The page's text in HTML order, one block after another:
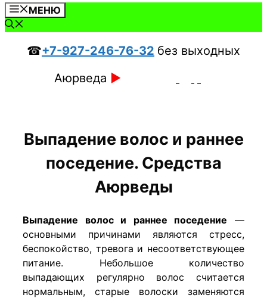
МЕНЮ
☎+7-927-246-76-32 без выходных
Аюрведа ►
Выпадение волос и раннее
поседение. Средства
Аюрведы
Выпадение волос и раннее поседение —
основными причинами являются стресс,
беспокойство, тревога и несоответствующее
питание. Небольшое количество
выпадающих регулярно волос считается
нормальным, старые волоски заменяются